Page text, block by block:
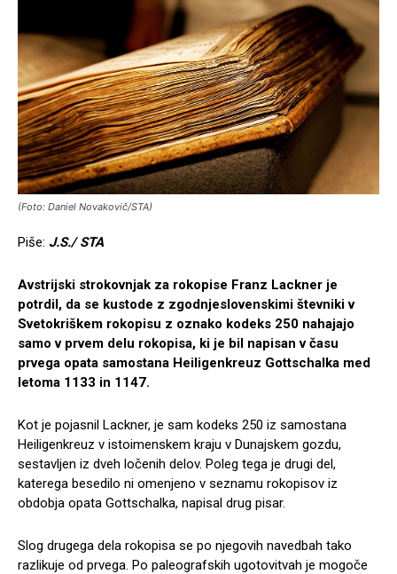
(Foto: Daniel Novakovič/STA)
Piše: J.S./ STA
Avstrijski strokovnjak za rokopise Franz Lackner je
potrdil, da se kustode z zgodnjeslovenskimi števniki v
Svetokriškem rokopisu z oznako kodeks 250 nahajajo
samo v prvem delu rokopisa, ki je bil napisan v času
prvega opata samostana Heiligenkreuz Gottschalka med
letoma 1133 in 1147.
Kot je pojasnil Lackner, je sam kodeks 250 iz samostana
Heiligenkreuz v istoimenskem kraju v Dunajskem gozdu,
sestavljen iz dveh ločenih delov. Poleg tega je drugi del,
katerega besedilo ni omenjeno v seznamu rokopisov iz
obdobja opata Gottschalka, napisal drug pisar.
Slog drugega dela rokopisa se po njegovih navedbah tako
razlikuje od prvega. Po paleografskih ugotovitvah je mogoče